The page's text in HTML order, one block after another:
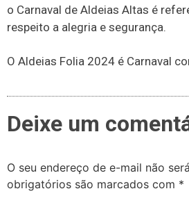
o Carnaval de Aldeias Altas é
respeito a alegria e segurança.
O Aldeias Folia 2024 é Carnaval
Deixe um
O seu endereço de e-mail não
obrigatórios são marcados com *